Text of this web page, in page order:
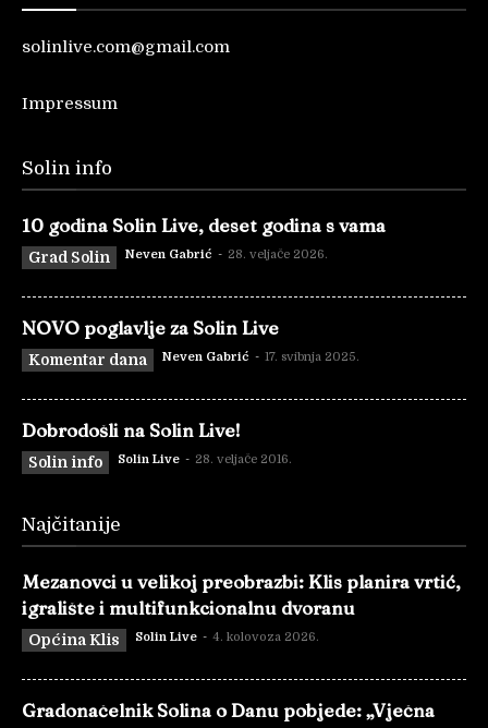
solinlive.com@gmail.com
Impressum
Solin info
10 godina Solin Live, deset godina s vama
Grad Solin Neven Gabrić - 28. veljače 2026.
NOVO poglavlje za Solin Live
Komentar dana Neven Gabrić - 17. svibnja 2025.
Dobrodošli na Solin Live!
Solin info Solin Live - 28. veljače 2016.
Najčitanije
Mezanovci u velikoj preobrazbi: Klis planira vrtić,
igralište i multifunkcionalnu dvoranu
Općina Klis Solin Live - 4. kolovoza 2026.
Gradonačelnik Solina o Danu pobjede: „Vječna